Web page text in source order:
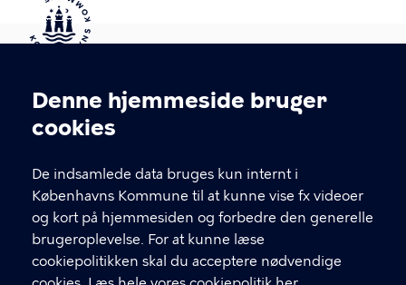
Cookieindstillinger
Denne hjemmeside bruger
cookies
De indsamlede data bruges kun internt i
Københavns Kommune til at kunne vise fx videoer
og kort på hjemmesiden og forbedre den generelle
brugeroplevelse. For at kunne læse
cookiepolitikken skal du acceptere nødvendige
Kontakt Københavns Kommune
T
fFind andre kontakter her
CVR-nummer64942212
GENVEJE